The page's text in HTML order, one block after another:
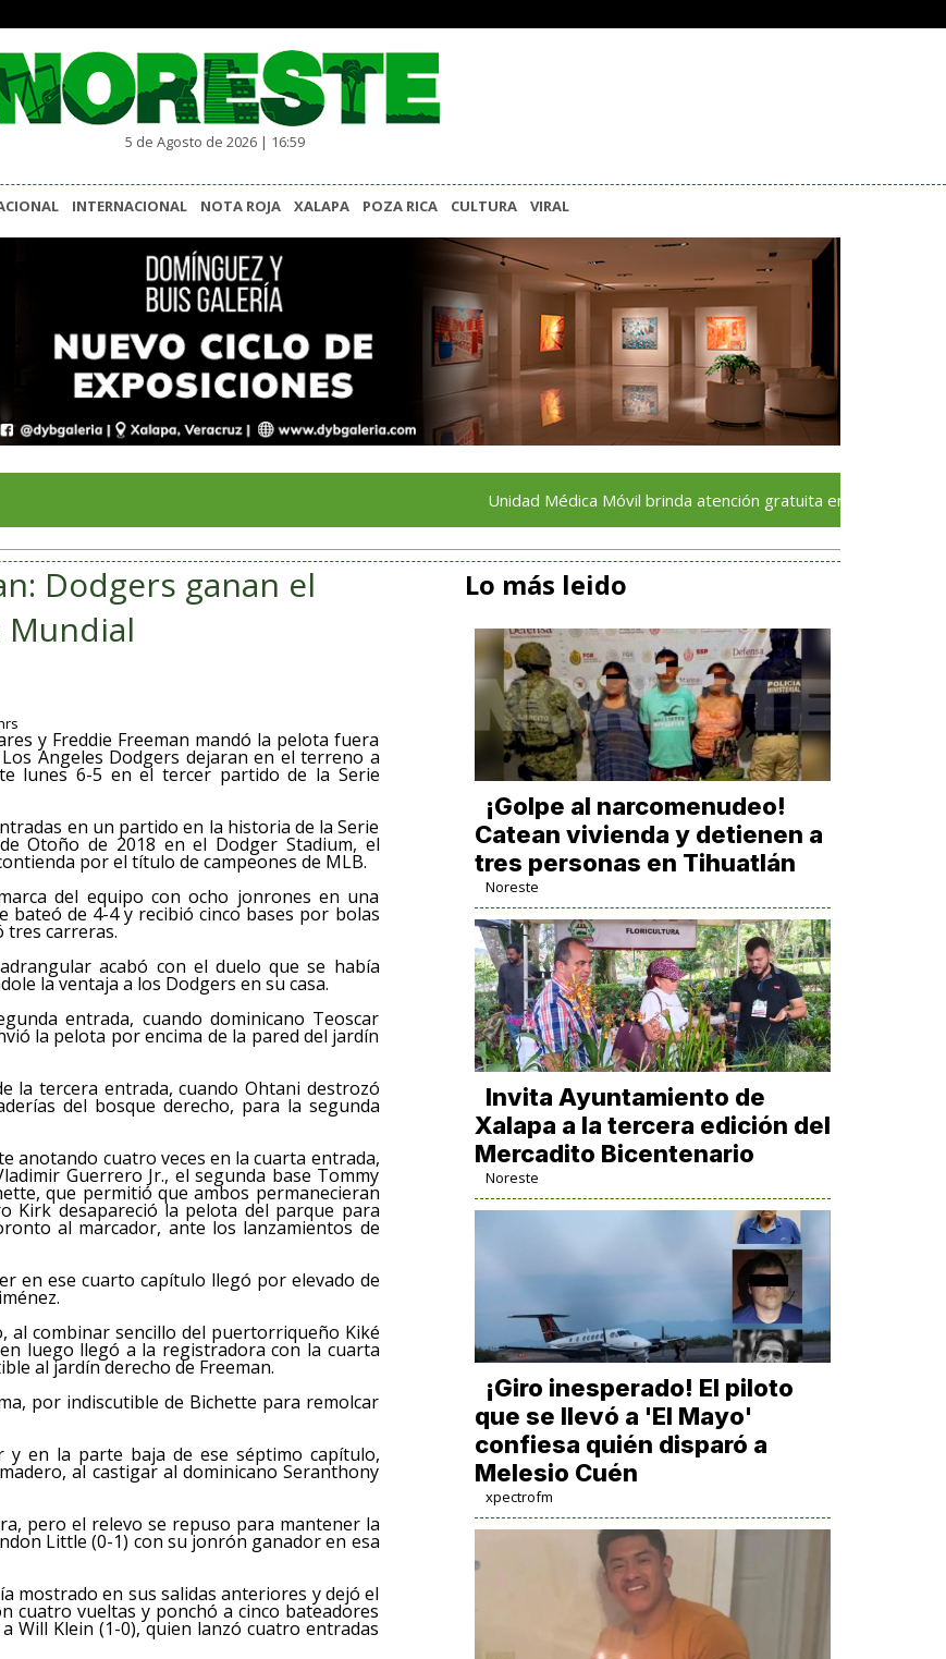
5 de Agosto de 2026 | 16:59
INTERNACIONAL NOTA ROJA XALAPA POZA RICA CULTURA VIRAL
Unidad Médica Móvil brinda atención gratuita en La Florida; llegará a
Dodgers ganan el
Mundial
y Freddie Freeman mandó la pelota fuera
Angeles Dodgers dejaran en el terreno a
lunes 6-5 en el tercer partido de la Serie
en un partido en la historia de la Serie
Otoño de 2018 en el Dodger Stadium, el
por el título de campeones de MLB.
del equipo con ocho jonrones en una
de 4-4 y recibió cinco bases por bolas
tres carreras.
acabó con el duelo que se había
la ventaja a los Dodgers en su casa.
entrada, cuando dominicano Teoscar
la pelota por encima de la pared del jardín
la tercera entrada, cuando Ohtani destrozó
del bosque derecho, para la segunda
anotando cuatro veces en la cuarta entrada,
Guerrero Jr., el segunda base Tommy
que permitió que ambos permanecieran
Kirk desapareció la pelota del parque para
al marcador, ante los lanzamientos de
en ese cuarto capítulo llegó por elevado de
al combinar sencillo del puertorriqueño Kiké
luego llegó a la registradora con la cuarta
al jardín derecho de Freeman.
por indiscutible de Bichette para remolcar
en la parte baja de ese séptimo capítulo,
al castigar al dominicano Seranthony
pero el relevo se repuso para mantener la
Little (0-1) con su jonrón ganador en esa
mostrado en sus salidas anteriores y dejó el
cuatro vueltas y ponchó a cinco bateadores
Will Klein (1-0), quien lanzó cuatro entradas
Lo más leido
¡Golpe al narcomenudeo!
Catean vivienda y detienen a
tres personas en Tihuatlán
Noreste
Invita Ayuntamiento de
Xalapa a la tercera edición del
Mercadito Bicentenario
Noreste
¡Giro inesperado! El piloto
que se llevó a 'El Mayo'
confiesa quién disparó a
Melesio Cuén
xpectrofm